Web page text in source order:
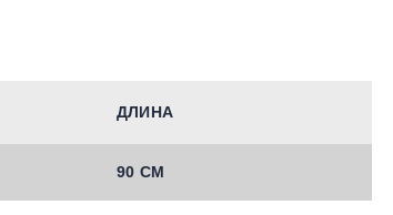
ДЛИНА
90 СМ